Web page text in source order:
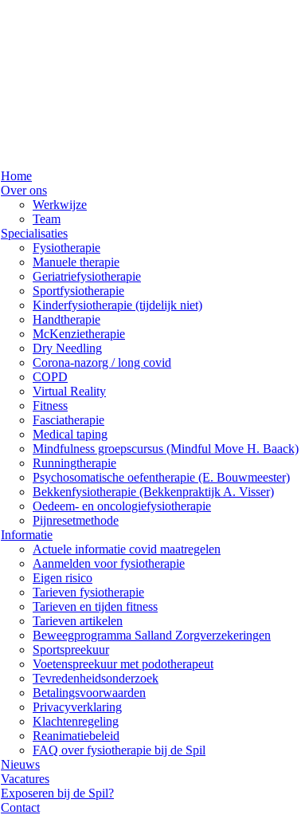
Home
Over ons
Werkwijze
Team
Specialisaties
Fysiotherapie
Manuele therapie
Geriatriefysiotherapie
Sportfysiotherapie
Kinderfysiotherapie (tijdelijk niet)
Handtherapie
McKenzietherapie
Dry Needling
Corona-nazorg / long covid
COPD
Virtual Reality
Fitness
Fasciatherapie
Medical taping
Mindfulness groepscursus (Mindful Move H. Baack)
Runningtherapie
Psychosomatische oefentherapie (E. Bouwmeester)
Bekkenfysiotherapie (Bekkenpraktijk A. Visser)
Oedeem- en oncologiefysiotherapie
Pijnresetmethode
Informatie
Actuele informatie covid maatregelen
Aanmelden voor fysiotherapie
Eigen risico
Tarieven fysiotherapie
Tarieven en tijden fitness
Tarieven artikelen
Beweegprogramma Salland Zorgverzekeringen
Sportspreekuur
Voetenspreekuur met podotherapeut
Tevredenheidsonderzoek
Betalingsvoorwaarden
Privacyverklaring
Klachtenregeling
Reanimatiebeleid
FAQ over fysiotherapie bij de Spil
Nieuws
Vacatures
Exposeren bij de Spil?
Contact